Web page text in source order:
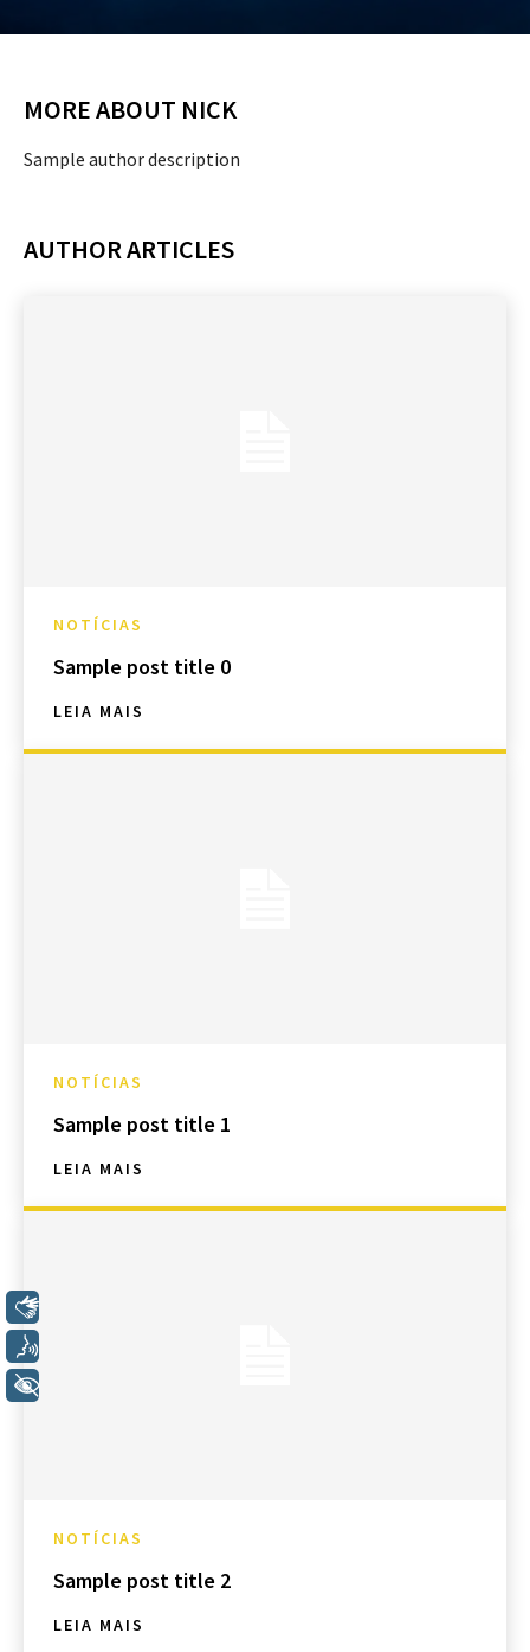
MORE ABOUT NICK
Sample author description
AUTHOR ARTICLES
NOTÍCIAS
Sample post title 0
LEIA MAIS
NOTÍCIAS
Sample post title 1
LEIA MAIS
NOTÍCIAS
Sample post title 2
LEIA MAIS